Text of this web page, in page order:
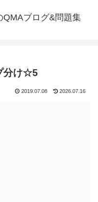
QMAブログ&問題集
分け☆5
2019.07.08 2026.07.16